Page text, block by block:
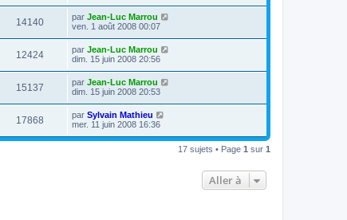
14140 par Jean-Luc Marrou
ven. 1 août 2008 00:07
12424 par Jean-Luc Marrou
dim. 15 juin 2008 20:56
15137 par Jean-Luc Marrou
dim. 15 juin 2008 20:53
17868 par Sylvain Mathieu
mer. 11 juin 2008 16:36
17 sujets • Page 1 sur 1
Aller à